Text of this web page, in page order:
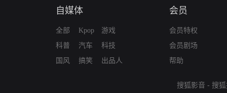
自媒体
全部
科普
国风
Kpop
汽车
搞笑
游戏
科技
出品人
会员
会员特权
会员剧场
帮助
搜狐影音 - 搜